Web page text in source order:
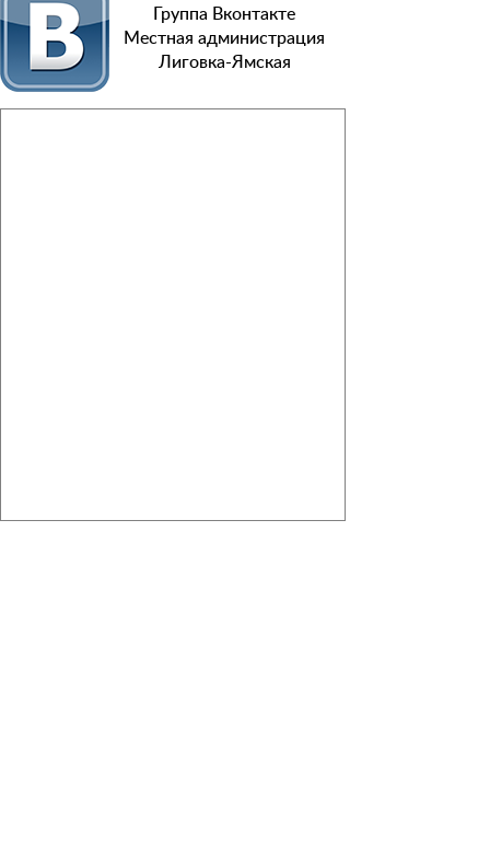
Группа Вконтакте
Местная администрация
Лиговка-Ямская